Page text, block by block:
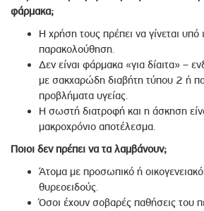
φάρμακα;
Η χρήση τους πρέπει να γίνεται υπό
παρακολούθηση.
Δεν είναι φάρμακα «για δίαιτα» –
με σακχαρώδη διαβήτη τύπου 2 ή
προβλήματα υγείας.
Η σωστή διατροφή και η άσκηση
μακροχρόνιο αποτέλεσμα.
Ποιοι δεν πρέπει να τα λαμβάνουν;
Άτομα με προσωπικό ή οικογενειακό
θυρεοειδούς.
Όσοι έχουν σοβαρές παθήσεις του